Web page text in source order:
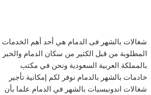
شغالات بالشهر فى الدمام هي أحد أهم الخدمات
المطلوبة من قبل الكثير من سكان الدمام والخبر
بالمملكة العربية السعودية ونحن في مكتب
خادمات بالشهر بالدمام نوفر لكم إمكانية تأجير
شغالات اندونيسيات بالشهر في الدمام علما بأن